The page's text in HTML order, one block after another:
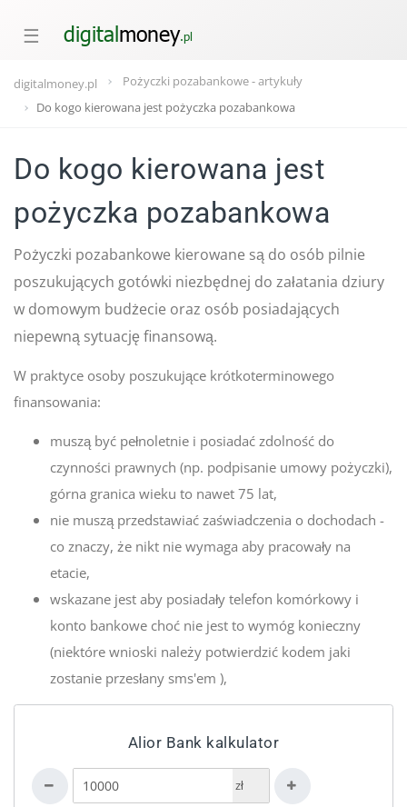
☰
digitalmoney.pl
Pożyczki pozabankowe - artykuły
Do kogo kierowana jest pożyczka pozabankowa
Do kogo kierowana jest
pożyczka pozabankowa
Pożyczki pozabankowe kierowane są do osób pilnie
poszukujących gotówki niezbędnej do załatania dziury
w domowym budżecie oraz osób posiadających
niepewną sytuację finansową.
W praktyce osoby poszukujące krótkoterminowego
finansowania:
muszą być pełnoletnie i posiadać zdolność do
czynności prawnych (np. podpisanie umowy pożyczki),
górna granica wieku to nawet 75 lat,
nie muszą przedstawiać zaświadczenia o dochodach -
co znaczy, że nikt nie wymaga aby pracowały na
etacie,
wskazane jest aby posiadały telefon komórkowy i
konto bankowe choć nie jest to wymóg konieczny
(niektóre wnioski należy potwierdzić kodem jaki
zostanie przesłany sms'em ),
Alior Bank kalkulator
zł